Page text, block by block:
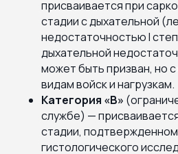
присваивается при
стадии с дыхательной
недостаточностью I
дыхательной
может быть призван, но
видам войск и нагрузкам.
Категория «В»
службе) —
стадии,
гистологического